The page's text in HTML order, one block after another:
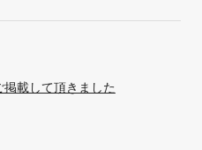
掲載して頂きました